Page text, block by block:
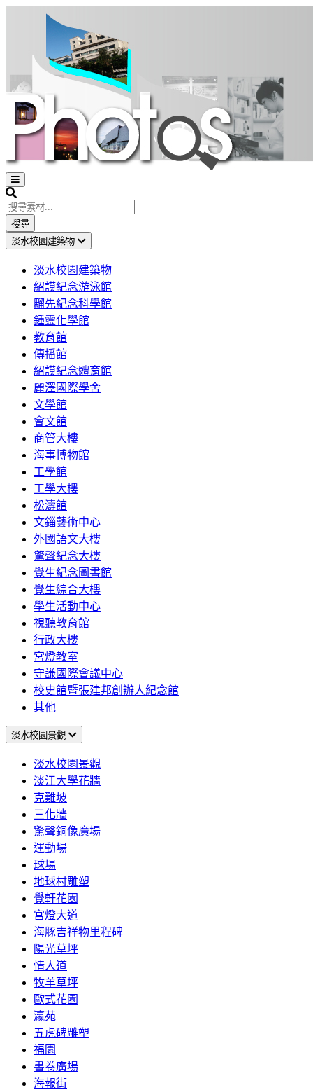
Open
sidebar
Search
搜尋
淡水校園建築物
淡水校園建築物
紹謨紀念游泳館
騮先紀念科學館
鍾靈化學館
教育館
傳播館
紹謨紀念體育館
麗澤國際學舍
文學館
會文館
商管大樓
海事博物館
工學館
工學大樓
松濤館
文錙藝術中心
外國語文大樓
驚聲紀念大樓
覺生紀念圖書館
覺生綜合大樓
學生活動中心
視聽教育館
行政大樓
宮燈教室
守謙國際會議中心
校史館暨張建邦創辦人紀念館
其他
淡水校園景觀
淡水校園景觀
淡江大學花牆
克難坡
三化牆
驚聲銅像廣場
運動場
球場
地球村雕塑
覺軒花園
宮燈大道
海豚吉祥物里程碑
陽光草坪
情人道
牧羊草坪
歐式花園
瀛苑
五虎碑雕塑
福園
書卷廣場
海報街